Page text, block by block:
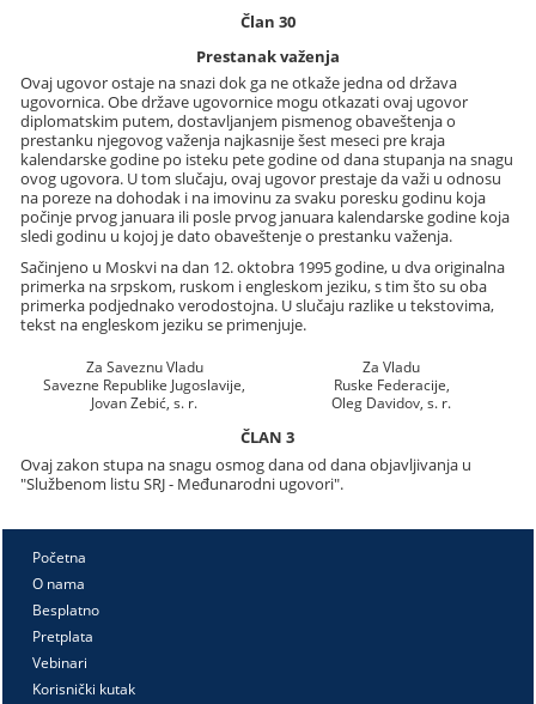
Član 30
Prestanak važenja
Ovaj ugovor ostaje na snazi dok ga ne otkaže jedna od država
ugovornica. Obe države ugovornice mogu otkazati ovaj ugovor
diplomatskim putem, dostavljanjem pismenog obaveštenja o
prestanku njegovog važenja najkasnije šest meseci pre kraja
kalendarske godine po isteku pete godine od dana stupanja na snagu
ovog ugovora. U tom slučaju, ovaj ugovor prestaje da važi u odnosu
na poreze na dohodak i na imovinu za svaku poresku godinu koja
počinje prvog januara ili posle prvog januara kalendarske godine koja
sledi godinu u kojoj je dato obaveštenje o prestanku važenja.
Sačinjeno u Moskvi na dan 12. oktobra 1995 godine, u dva originalna
primerka na srpskom, ruskom i engleskom jeziku, s tim što su oba
primerka podjednako verodostojna. U slučaju razlike u tekstovima,
tekst na engleskom jeziku se primenjuje.
Za Saveznu Vladu
Za Vladu
Savezne Republike Jugoslavije,
Ruske Federacije,
Jovan Zebić, s. r.
Oleg Davidov, s. r.
ČLAN 3
Ovaj zakon stupa na snagu osmog dana od dana objavljivanja u
"Službenom listu SRJ - Međunarodni ugovori".
Početna
O nama
Besplatno
Pretplata
Vebinari
Korisnički kutak